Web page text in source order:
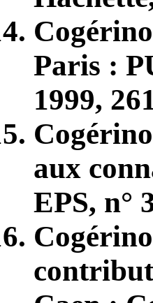
Paris :
1999,
aux
EPS, n°